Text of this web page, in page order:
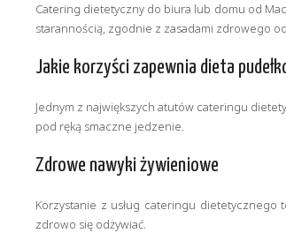
Catering dietetyczny do biura lub domu od
starannością, zgodnie z zasadami zdrowego
Jakie korzyści zapewnia dieta
Jednym z największych atutów cateringu
pod ręką smaczne jedzenie.
Zdrowe nawyki żywieniowe
Korzystanie z usług cateringu dietetycznego
zdrowo się odżywiać.